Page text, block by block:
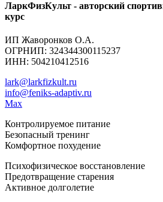
ЛаркФизКульт - авторский
курс
ИП Жаворонков О.А.
ОГРНИП: 324344300115237
ИНН: 504210412516
lark@larkfizkult.ru
info@feniks-adaptiv.ru
Max
Контролируемое питание
Безопасный тренинг
Комфортное похудение
Психофизическое восстановление
Предотвращение старения
Активное долголетие